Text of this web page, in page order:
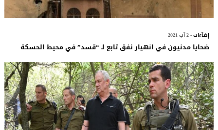
إضآءات- 2 آب 2021
ضحايا مدنيون في انهيار نفق تابع لـ “قسد” في محيط الحسكة